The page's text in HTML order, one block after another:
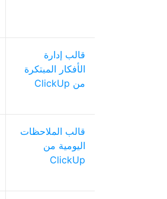
قالب إدارة
الأفكار المبتكرة
من ClickUp
قالب الملاحظات
اليومية من
ClickUp